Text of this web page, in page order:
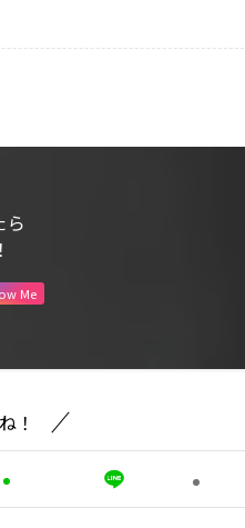
ら
Me
！